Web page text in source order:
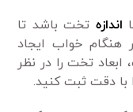
اندازه تخت باشد تا
خواب ایجاد
تخت را در نظر
با دقت ثبت کنید.